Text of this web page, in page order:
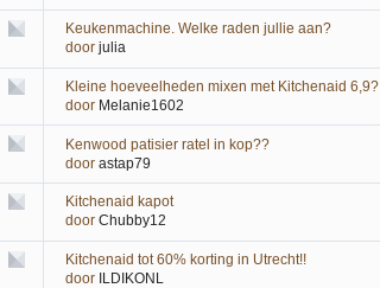
Keukenmachine. Welke raden jullie aan?
door julia
Kleine hoeveelheden mixen met Kitchenaid 6,9?
door Melanie1602
Kenwood patisier ratel in kop??
door astap79
Kitchenaid kapot
door Chubby12
Kitchenaid tot 60% korting in Utrecht!!
door ILDIKONL